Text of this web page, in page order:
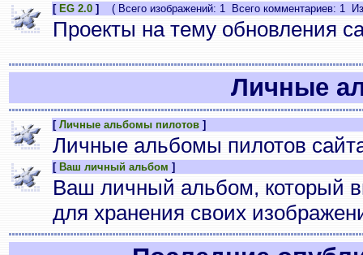
[ EG 2.0 ] ( Всего изображений: 1 Всего комментариев: 1
Проекты на тему обновления
Личные
[ Личные альбомы пилотов ]
Личные альбомы пилотов
[ Ваш личный альбом ]
Ваш личный альбом, который
для хранения своих